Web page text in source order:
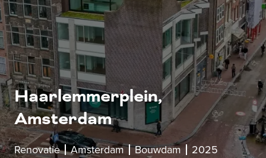
Haarlemmerplein,
Amsterdam
Renovatie Amsterdam Bouwdam 2025